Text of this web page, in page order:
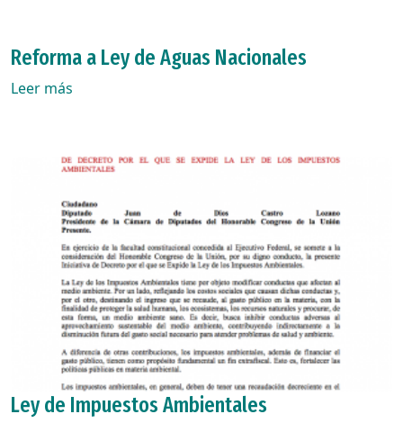
Reforma a Ley de Aguas Nacionales
Leer más
Ley de Impuestos Ambientales